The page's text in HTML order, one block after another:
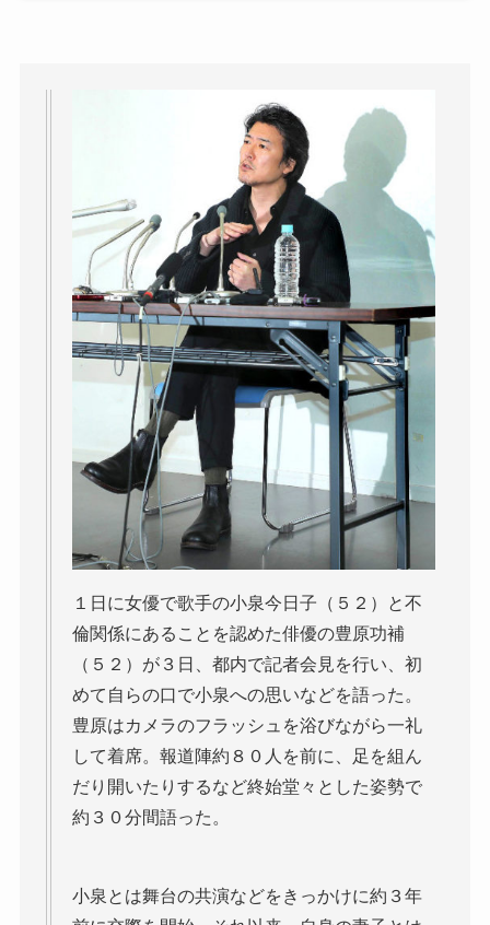
１日に女優で歌手の小泉今日子（５２）と不
倫関係にあることを認めた俳優の豊原功補
（５２）が３日、都内で記者会見を行い、初
めて自らの口で小泉への思いなどを語った。
豊原はカメラのフラッシュを浴びながら一礼
して着席。報道陣約８０人を前に、足を組ん
だり開いたりするなど終始堂々とした姿勢で
約３０分間語った。
小泉とは舞台の共演などをきっかけに約３年